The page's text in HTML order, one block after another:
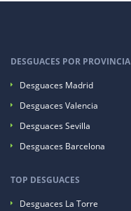
DESGUACES POR PROVINCIA
Desguaces Madrid
Desguaces Valencia
Desguaces Sevilla
Desguaces Barcelona
TOP DESGUACES
Desguaces La Torre